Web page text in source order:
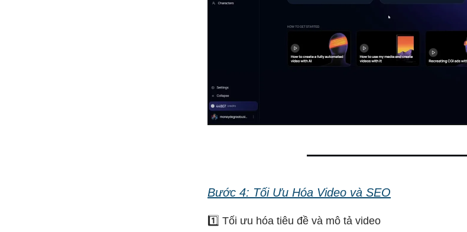
Bước 4: Tối Ưu Hóa Video và SEO
1️⃣ Tối ưu hóa tiêu đề và mô tả video